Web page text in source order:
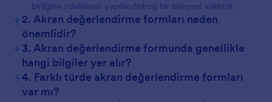
birliğine odaklanan yapılandırılmış bir bireysel ankettir.
+2. Akran değerlendirme formları neden
önemlidir?
+3. Akran değerlendirme formunda genellikle
hangi bilgiler yer alır?
+4. Farklı türde akran değerlendirme formları
var mı?